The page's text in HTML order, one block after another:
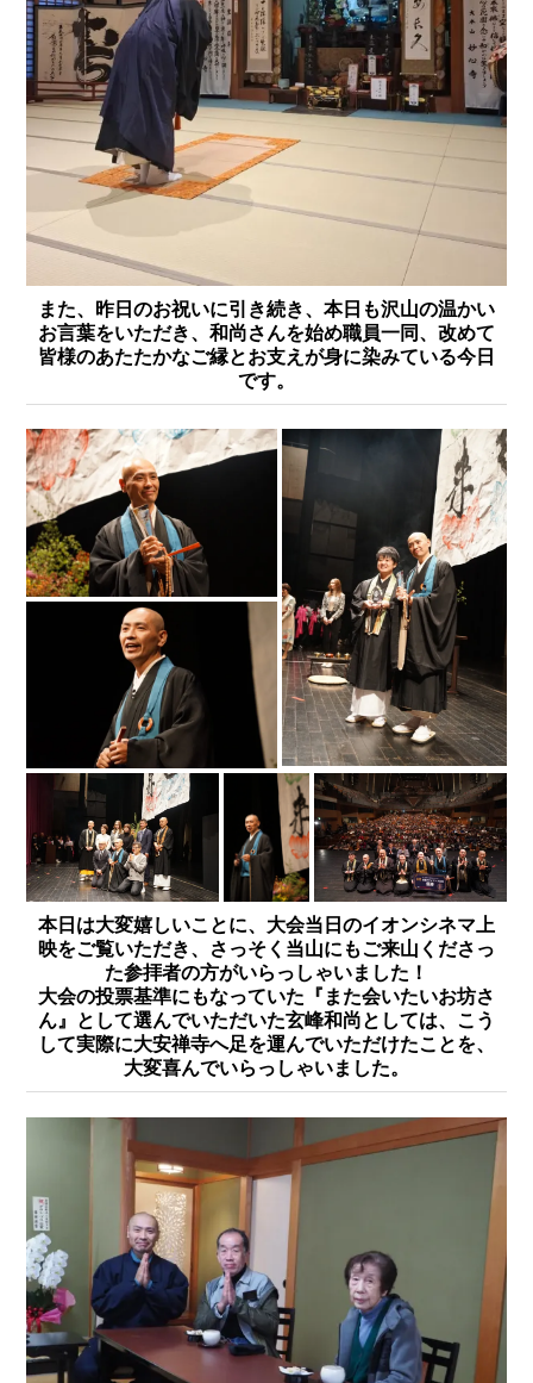
また、昨日のお祝いに引き続き、本日も沢山の温かい
お言葉をいただき、和尚さんを始め職員一同、改めて
皆様のあたたかなご縁とお支えが身に染みている今日
です。
本日は大変嬉しいことに、大会当日のイオンシネマ上
映をご覧いただき、さっそく当山にもご来山くださっ
た参拝者の方がいらっしゃいました！
大会の投票基準にもなっていた『また会いたいお坊さ
ん』として選んでいただいた玄峰和尚としては、こう
して実際に大安禅寺へ足を運んでいただけたことを、
大変喜んでいらっしゃいました。